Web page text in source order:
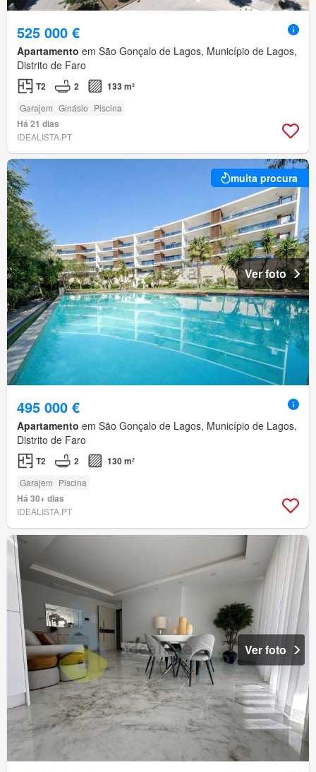
525 000 €
Apartamento em São Gonçalo de Lagos, Município de Lagos,
Distrito de Faro
T2 2 133 m²
Garajem Ginásio Piscina
Há 21 dias
IDEALISTA.PT
muita procura
Ver foto
495 000 €
Apartamento em São Gonçalo de Lagos, Município de Lagos,
Distrito de Faro
T2 2 130 m²
Garajem Piscina
Há 30+ dias
IDEALISTA.PT
Ver foto